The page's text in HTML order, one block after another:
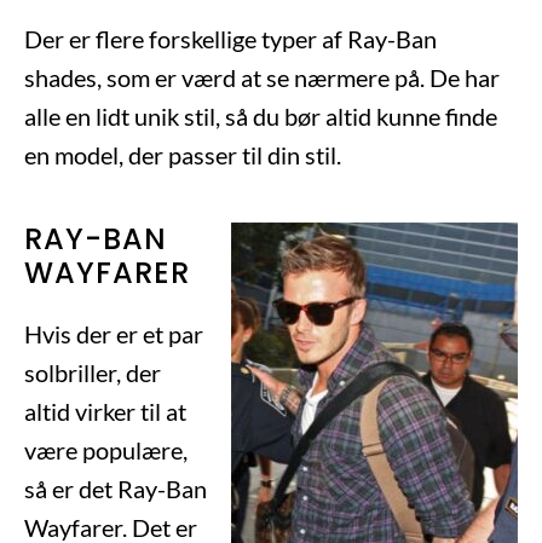
Der er flere forskellige typer af Ray-Ban
shades, som er værd at se nærmere på. De har
alle en lidt unik stil, så du bør altid kunne finde
en model, der passer til din stil.
RAY-BAN
WAYFARER
Hvis der er et par
solbriller, der
altid virker til at
være populære,
så er det Ray-Ban
Wayfarer. Det er